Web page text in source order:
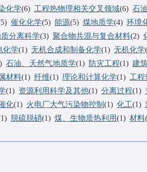
化学(6) 工程热物理相关交叉领域(6) 石
催化化学(5) 能源(5) 煤地质学(4) 环境
分离科学(3) 聚合物共混与复合材料(2)
化学(1) 无机合成和制备化学(1) 无机化学
石油、天然气地质学(1) 防灾工程(1) 建
材料(1) 纤维(1) 理论和计算化学(1) 工程
(1) 资源利用科学及其他(1) 分离过程(1)
化(1) 火电厂大气污染物控制 (1) 化工(1)
脱硫脱硝(1) 煤、生物质热利用(1) 材料